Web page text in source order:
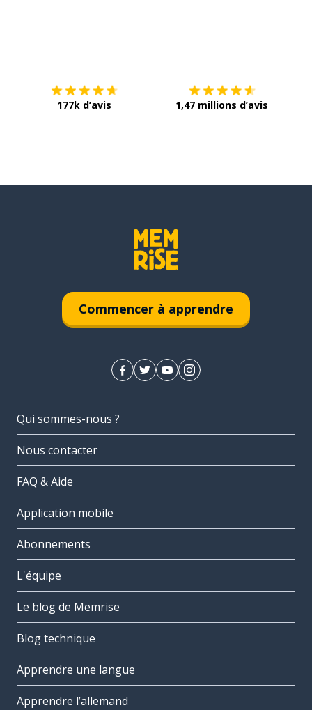
177k d’avis 1,47 millions d’avis
Commencer à apprendre
Qui sommes-nous ?
Nous contacter
FAQ & Aide
Application mobile
Abonnements
L'équipe
Le blog de Memrise
Blog technique
Apprendre une langue
Apprendre l’allemand